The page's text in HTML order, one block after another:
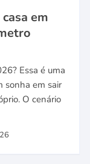
em
Essa é uma
sonha em sair
O cenário